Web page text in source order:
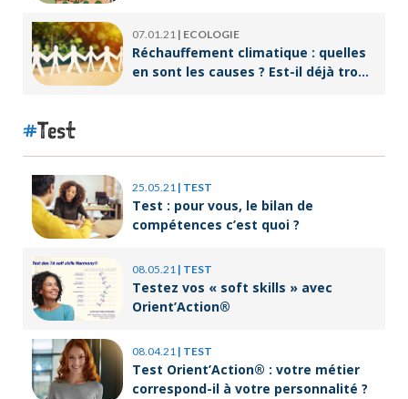
07.01.21 | ECOLOGIE
Réchauffement climatique : quelles
en sont les causes ? Est-il déjà trop
Test
25.05.21 | TEST
Test : pour vous, le bilan de
compétences c’est quoi ?
08.05.21 | TEST
Testez vos « soft skills » avec
Orient’Action®
08.04.21 | TEST
Test Orient’Action® : votre métier
correspond-il à votre personnalité ?